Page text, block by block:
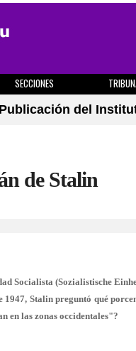
SECCIONES
Publicación del
de Stalin
Socialista (Sozialistische
Stalin preguntó qué
en las zonas occidentales"?